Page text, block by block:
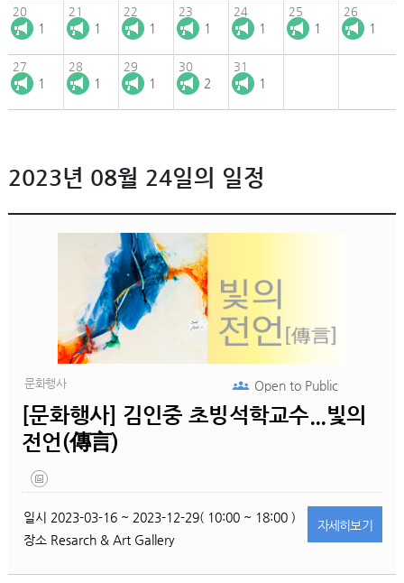
20
1
21
1
22
1
23
1
24
1
25
1
26
1
27
1
28
1
29
1
30
2
31
1
2023년 08월 24일의 일정
문화행사
[문화행사] 김인중 초빙석학교수...빛의
전언(傳言)
Open toPublic
일시 2023-03-16 ~ 2023-12-29( 10:00 ~ 18:00 )
장소 Resarch & Art Gallery
자세히보기